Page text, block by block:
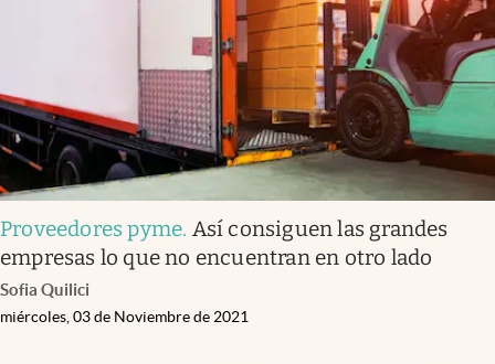
Proveedores pyme. Así consiguen las grandes
empresas lo que no encuentran en otro lado
Sofia Quilici
miércoles, 03 de Noviembre de 2021